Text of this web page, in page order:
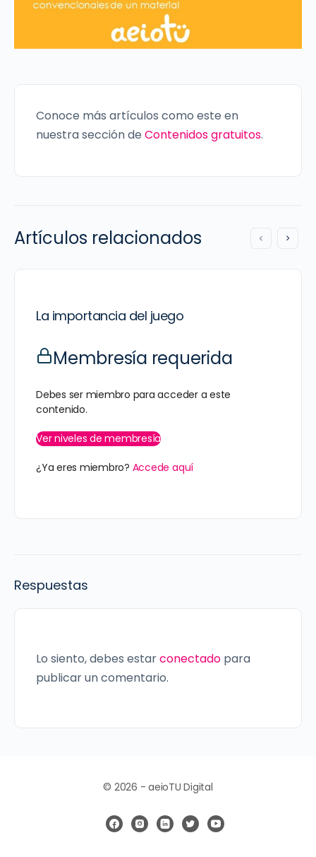
Conoce más artículos como este en
nuestra sección de Contenidos gratuitos.
Artículos relacionados
La importancia del juego
Membresía requerida
Debes ser miembro para acceder a este
contenido.
Ver niveles de membresía
¿Ya eres miembro? Accede aquí
Respuestas
Lo siento, debes estarconectado para
publicar un comentario.
© 2026 - aeioTU Digital